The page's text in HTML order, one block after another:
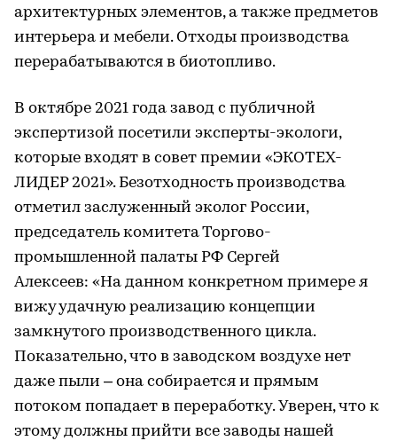
архитектурных элементов, а также предметов
интерьера и мебели. Отходы производства
перерабатываются в биотопливо.
В октябре 2021 года завод с публичной
экспертизой посетили эксперты-экологи,
которые входят в совет премии «ЭКОТЕХ-
ЛИДЕР 2021». Безотходность производства
отметил заслуженный эколог России,
председатель комитета Торгово-
промышленной палаты РФ Сергей
Алексеев: «На данном конкретном примере я
вижу удачную реализацию концепции
замкнутого производственного цикла.
Показательно, что в заводском воздухе нет
даже пыли – она собирается и прямым
потоком попадает в переработку. Уверен, что к
этому должны прийти все заводы нашей